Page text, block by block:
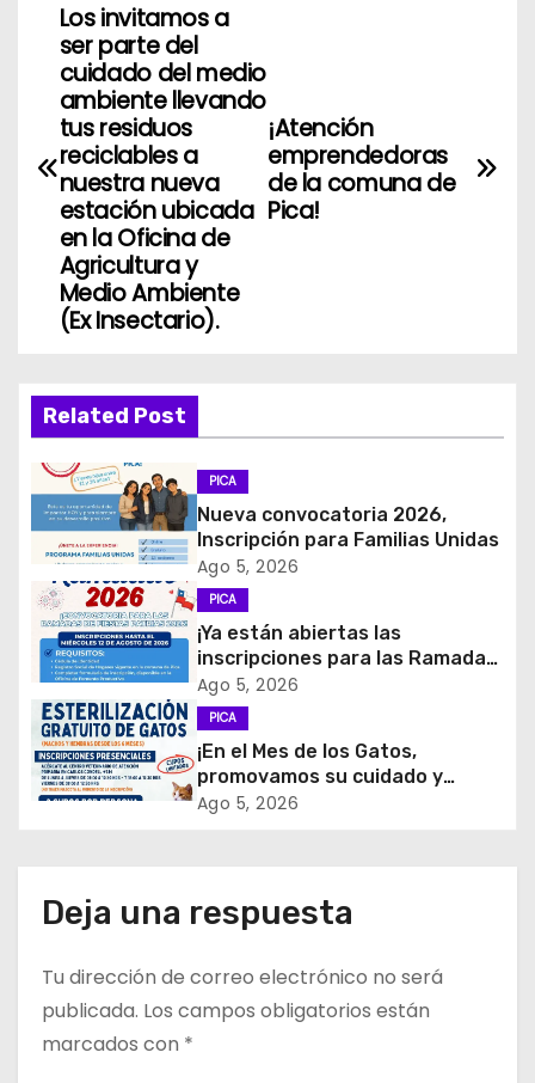
N
e
ó
n
d
e
e
n
t
r
a
s
¡Atención
emprendedoras
de la comuna de
Pica!
Los invitamos a
ser parte del
cuidado del medio
ambiente llevando
tus residuos
reciclables a
nuestra nueva
estación ubicada
en la Oficina de
Agricultura y
Medio Ambiente
(Ex Insectario).
Related Post
PICA
Nueva convocatoria 2026,
Inscripción para Familias Unidas
Ago 5, 2026
PICA
¡Ya están abiertas las
inscripciones para las Ramadas
de Fiestas Patrias 2026!
Ago 5, 2026
PICA
¡En el Mes de los Gatos,
promovamos su cuidado y
tenencia responsable!
Ago 5, 2026
Deja una respuesta
Tu dirección de correo electrónico no será
publicada. Los campos obligatorios están
marcados con *